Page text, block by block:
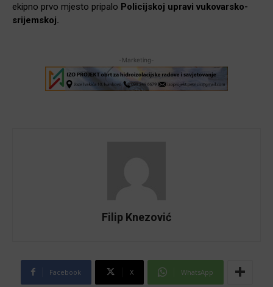
ekipno prvo mjesto pripalo Policijskoj upravi vukovarsko-
srijemskoj.
-Marketing-
Filip Knezović
Facebook X WhatsApp